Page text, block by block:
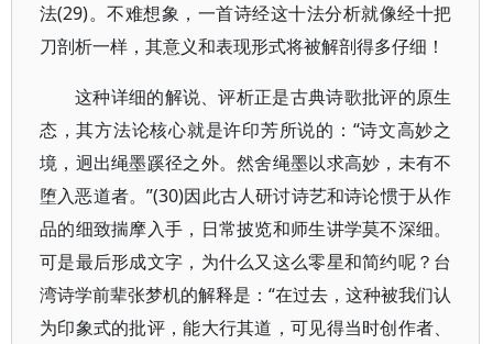
法(29)。不难想象，一首诗经这十法分析就像经十把
刀剖析一样，其意义和表现形式将被解剖得多仔细！
这种详细的解说、评析正是古典诗歌批评的原生
态，其方法论核心就是许印芳所说的：“诗文高妙之
境，迥出绳墨蹊径之外。然舍绳墨以求高妙，未有不
堕入恶道者。”(30)因此古人研讨诗艺和诗论惯于从作
品的细致揣摩入手，日常披览和师生讲学莫不深细。
可是最后形成文字，为什么又这么零星和简约呢？台
湾诗学前辈张梦机的解释是：“在过去，这种被我们认
为印象式的批评，能大行其道，可见得当时创作者、